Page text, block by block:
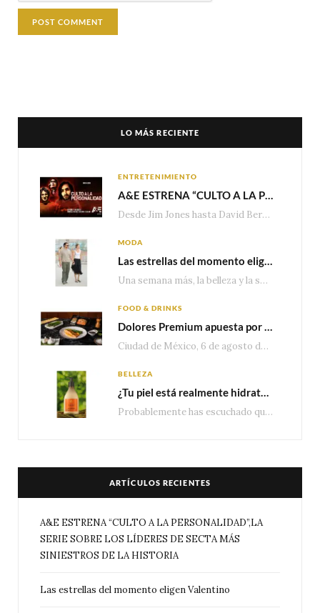
LO MÁS RECIENTE
ENTRETENIMIENTO
A&E ESTRENA “CULTO A LA PERSONALIDAD”,LA SERIE SOBRE LOS LÍDERES DE SECTA MÁS SINIESTROS DE LA HISTORIA
Desde Jim Jones hasta David Berg, la producción recorre en seis episodios cómo el carisma,…
MODA
Las estrellas del momento eligen Valentino
Una semana más, la belleza y la sofisticación de Valentino vuelven a tomar el escenario internacional. Desde…
FOOD & DRINKS
Dolores Premium apuesta por el salmón para seguir creciendo en categorías estratégicas
Ciudad de México, 6 de agosto de 2026.— Con una producción de 2.17 millones de…
BELLEZA
¿Tu piel está realmente hidratada? 4 señales que podrían indicar que necesita algo más
Probablemente has escuchado que el cuidado e hidratación corporal se suele asociar únicamente con una…
ARTÍCULOS RECIENTES
A&E ESTRENA “CULTO A LA PERSONALIDAD”,LA
SERIE SOBRE LOS LÍDERES DE SECTA MÁS
SINIESTROS DE LA HISTORIA
Las estrellas del momento eligen Valentino